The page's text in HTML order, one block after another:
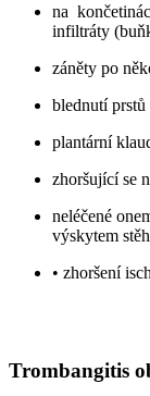
na
infiltráty
záněty po
blednutí prstů
plantární
zhoršující se
neléčené
výskytem
• zhoršení
Trombangitis